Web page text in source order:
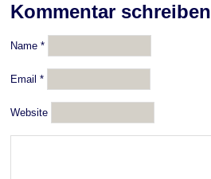
Kommentar schreiben
Name *
Email *
Website